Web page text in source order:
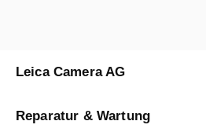
Leica Camera AG
Reparatur & Wartung